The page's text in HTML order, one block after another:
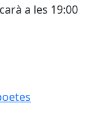
a les 19:00